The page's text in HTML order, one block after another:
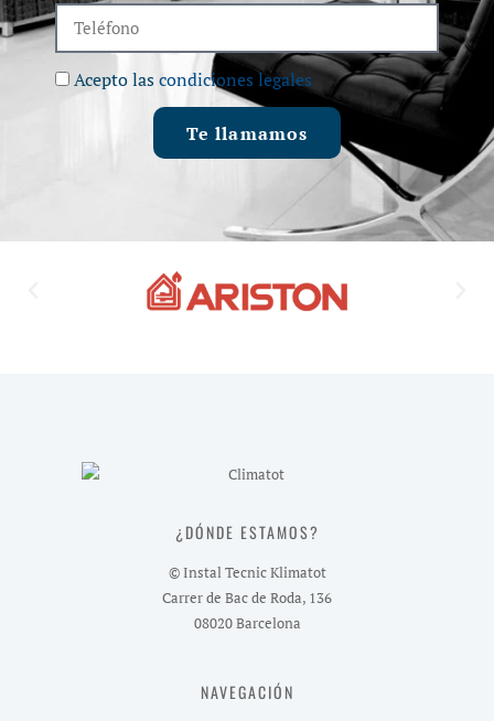
Acepto lascondiciones legales
Te llamamos
¿DÓNDE ESTAMOS?
© Instal Tecnic Klimatot
Carrer de Bac de Roda, 136
08020 Barcelona
NAVEGACIÓN